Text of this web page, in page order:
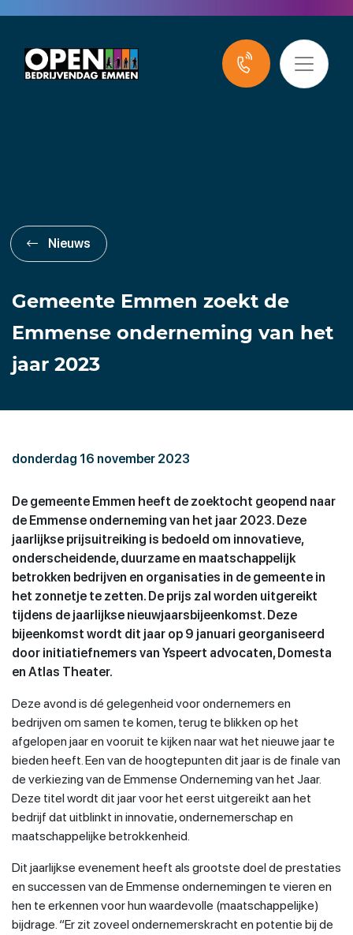
Nieuws
Gemeente Emmen zoekt de
Emmense onderneming van het
jaar 2023
donderdag 16 november 2023
De gemeente Emmen heeft de zoektocht geopend naar
de Emmense onderneming van het jaar 2023. Deze
jaarlijkse prijsuitreiking is bedoeld om innovatieve,
onderscheidende, duurzame en maatschappelijk
betrokken bedrijven en organisaties in de gemeente in
het zonnetje te zetten. De prijs zal worden uitgereikt
tijdens de jaarlijkse nieuwjaarsbijeenkomst. Deze
bijeenkomst wordt dit jaar op 9 januari georganiseerd
door initiatiefnemers van Yspeert advocaten, Domesta
en Atlas Theater.
Deze avond is dé gelegenheid voor ondernemers en
bedrijven om samen te komen, terug te blikken op het
afgelopen jaar en vooruit te kijken naar wat het nieuwe jaar te
bieden heeft. Een van de hoogtepunten dit jaar is de finale van
de verkiezing van de Emmense Onderneming van het Jaar.
Deze titel wordt dit jaar voor het eerst uitgereikt aan het
bedrijf dat uitblinkt in innovatie, ondernemerschap en
maatschappelijke betrokkenheid.
Dit jaarlijkse evenement heeft als grootste doel de prestaties
en successen van de Emmense ondernemingen te vieren en
hen te erkennen voor hun waardevolle (maatschappelijke)
bijdrage. “Er zit zoveel ondernemerskracht en potentie bij de